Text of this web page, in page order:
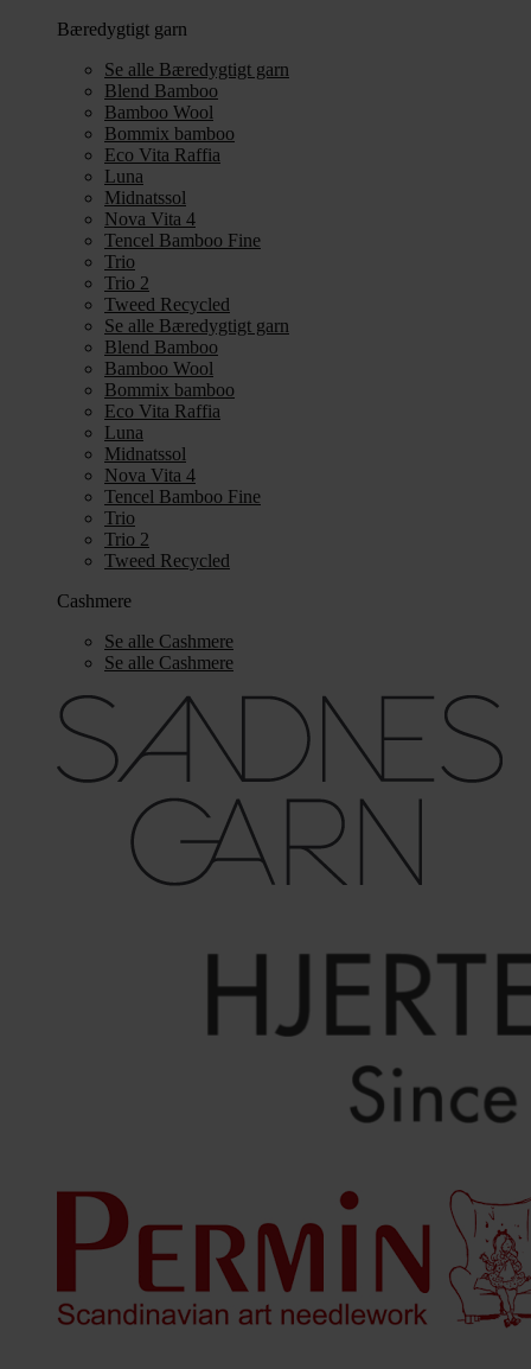
Bæredygtigt garn
Se alle Bæredygtigt garn
Blend Bamboo
Bamboo Wool
Bommix bamboo
Eco Vita Raffia
Luna
Midnatssol
Nova Vita 4
Tencel Bamboo Fine
Trio
Trio 2
Tweed Recycled
Se alle Bæredygtigt garn
Blend Bamboo
Bamboo Wool
Bommix bamboo
Eco Vita Raffia
Luna
Midnatssol
Nova Vita 4
Tencel Bamboo Fine
Trio
Trio 2
Tweed Recycled
Cashmere
Se alle Cashmere
Se alle Cashmere